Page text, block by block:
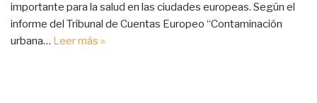
importante para la salud en las ciudades europeas. Según el
informe del Tribunal de Cuentas Europeo “Contaminación
urbana… Leer más »